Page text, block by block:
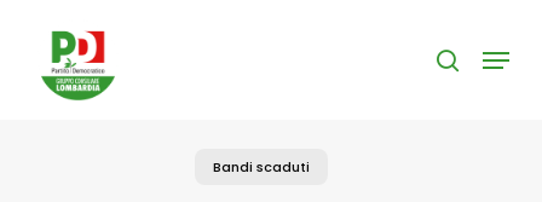
content
search
Menu
Bandi scaduti